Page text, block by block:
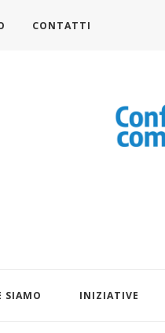
CONTATTI
SIAMO INIZIATIVE